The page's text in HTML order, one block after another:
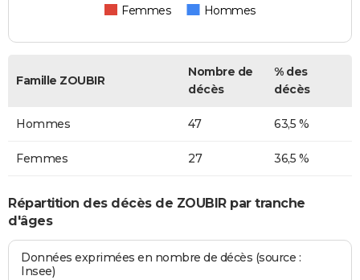
Femmes Hommes
Famille ZOUBIR
Nombre de
décès
% des
décès
Hommes 47 63,5 %
Femmes 27 36,5 %
Répartition des décès de ZOUBIR par tranche
d'âges
Données exprimées en nombre de décès (source :
Insee)